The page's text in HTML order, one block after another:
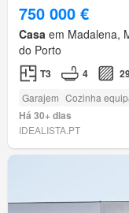
750 000 €
Casa em Madalena,
do Porto
T3 4
Garajem Cozinha
Há 30+ dias
IDEALISTA.PT